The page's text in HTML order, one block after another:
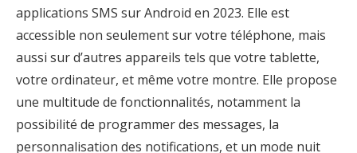
applications SMS sur Android en 2023. Elle est
accessible non seulement sur votre téléphone, mais
aussi sur d’autres appareils tels que votre tablette,
votre ordinateur, et même votre montre. Elle propose
une multitude de fonctionnalités, notamment la
possibilité de programmer des messages, la
personnalisation des notifications, et un mode nuit